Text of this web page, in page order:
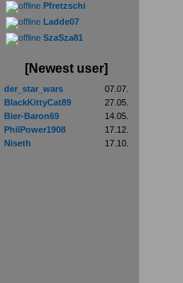
Pfretzschi
Ladde07
SzaSza81
[Newest user]
der_star_wars
07.07.
BlackKittyCat89
27.05.
Bier-Baron69
14.05.
PhilPower1908
17.12.
Niseth
17.10.